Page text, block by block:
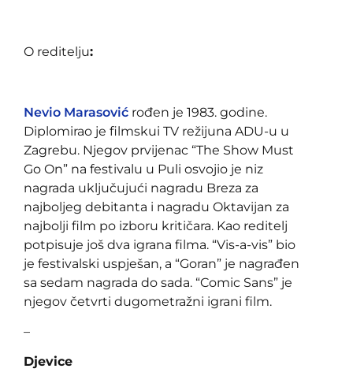
O reditelju:
Nevio Marasović rođen je 1983. godine.
Diplomirao je filmskui TV režijuna ADU-u u
Zagrebu. Njegov prvijenac “The Show Must
Go On” na festivalu u Puli osvojio je niz
nagrada uključujući nagradu Breza za
najboljeg debitanta i nagradu Oktavijan za
najbolji film po izboru kritičara. Kao reditelj
potpisuje još dva igrana filma. “Vis-a-vis” bio
je festivalski uspješan, a “Goran” je nagrađen
sa sedam nagrada do sada. “Comic Sans” je
njegov četvrti dugometražni igrani film.
–
Djevice